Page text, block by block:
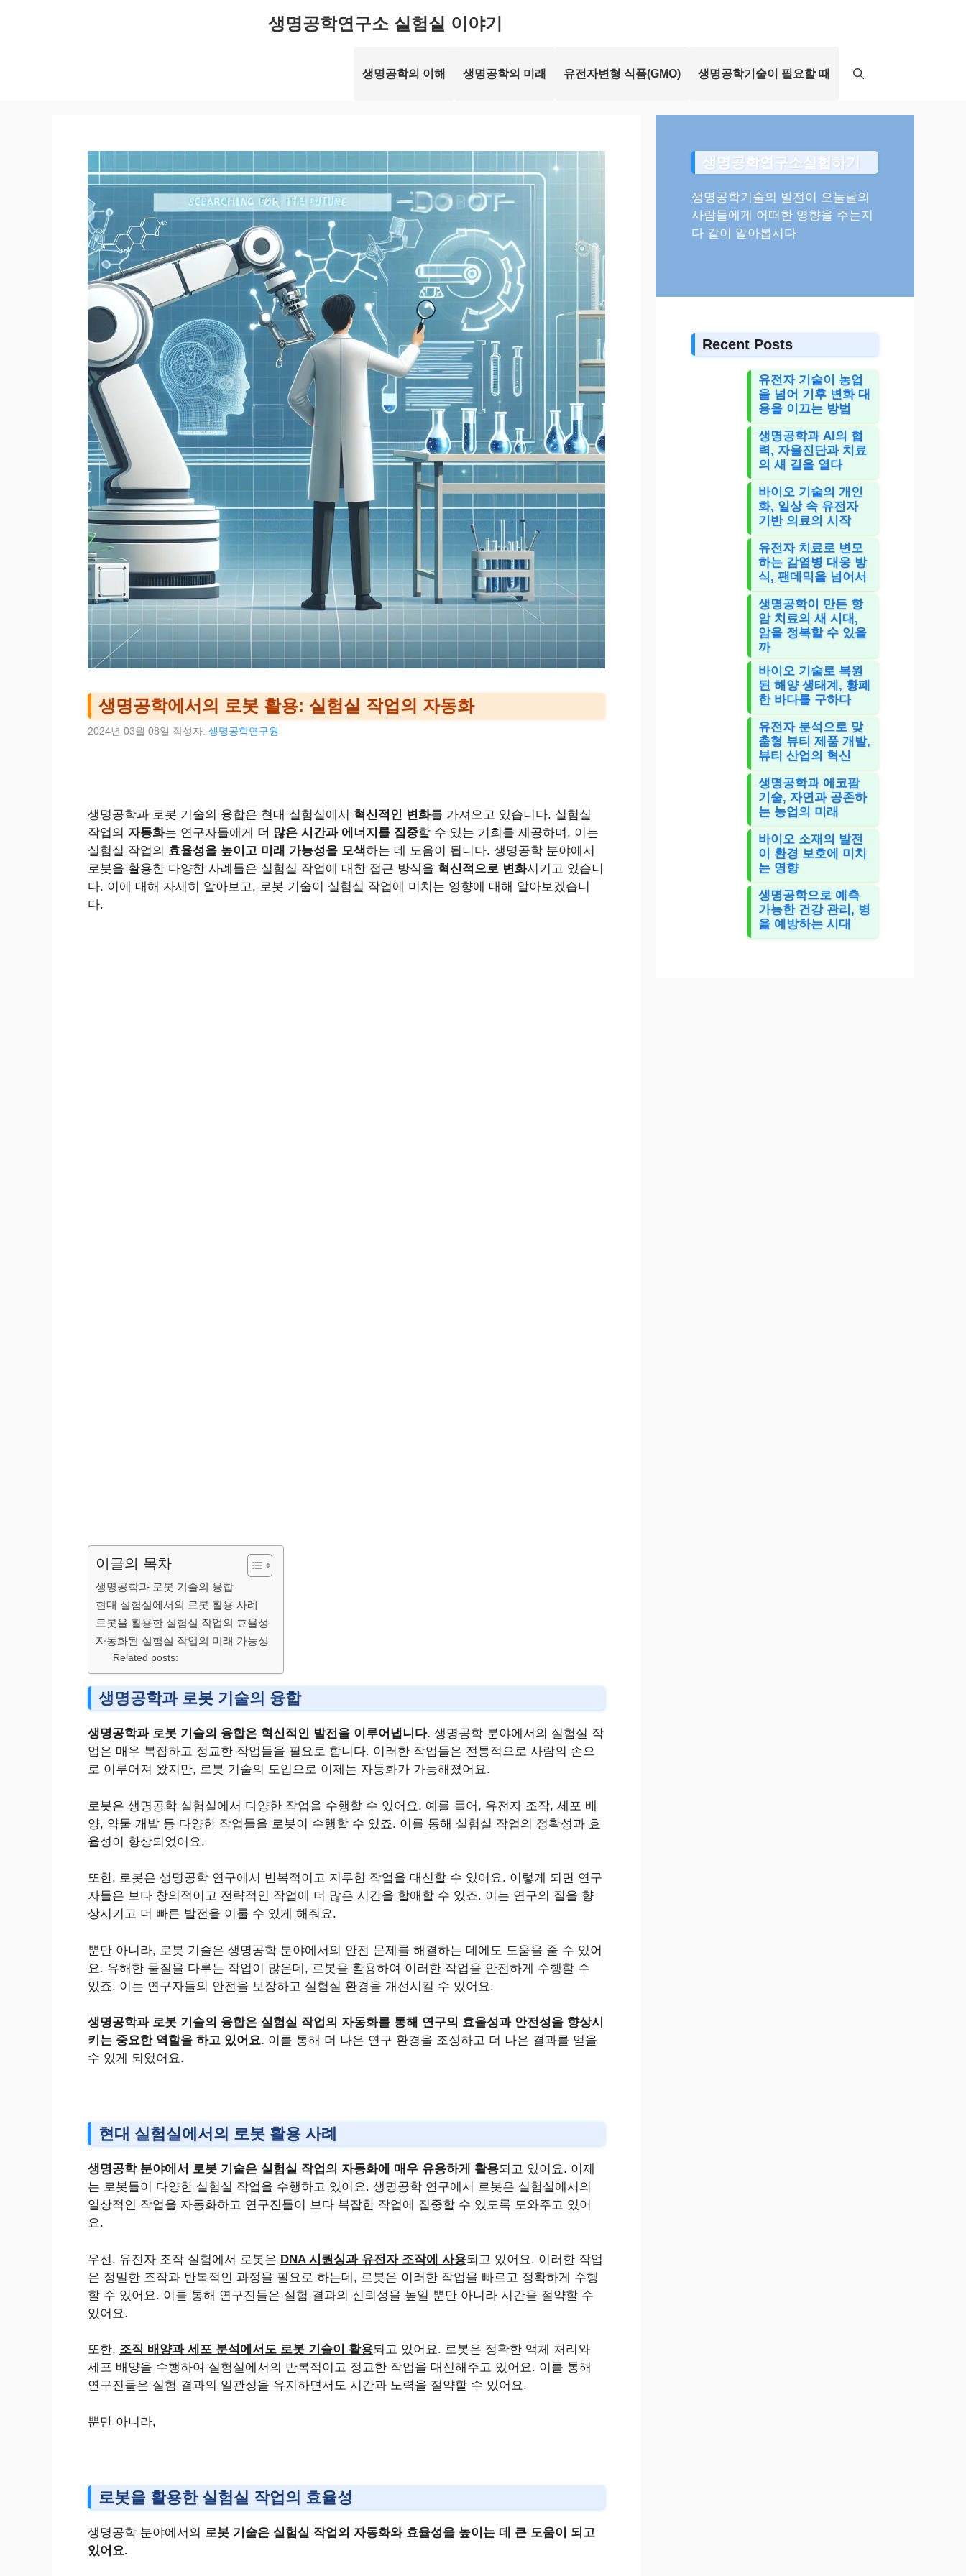
생명공학연구소 실험실 이야기
생명공학의 이해 생명공학의 미래 유전자변형 식품(GMO) 생명공학기술이 필요할 때
생명공학에서의 로봇 활용: 실험실 작업의 자동화
2024년 03월 08일 작성자: 생명공학연구원
생명공학과 로봇 기술의 융합은 현대 실험실에서 혁신적인 변화를 가져오고 있습니다. 실험실
작업의 자동화는 연구자들에게 더 많은 시간과 에너지를 집중할 수 있는 기회를 제공하며, 이는
실험실 작업의 효율성을 높이고 미래 가능성을 모색하는 데 도움이 됩니다. 생명공학 분야에서
로봇을 활용한 다양한 사례들은 실험실 작업에 대한 접근 방식을 혁신적으로 변화시키고 있습니
다. 이에 대해 자세히 알아보고, 로봇 기술이 실험실 작업에 미치는 영향에 대해 알아보겠습니
다.
이글의 목차
생명공학과 로봇 기술의 융합
현대 실험실에서의 로봇 활용 사례
로봇을 활용한 실험실 작업의 효율성
자동화된 실험실 작업의 미래 가능성
Related posts:
생명공학과 로봇 기술의 융합
생명공학과 로봇 기술의 융합은 혁신적인 발전을 이루어냅니다. 생명공학 분야에서의 실험실 작
업은 매우 복잡하고 정교한 작업들을 필요로 합니다. 이러한 작업들은 전통적으로 사람의 손으
로 이루어져 왔지만, 로봇 기술의 도입으로 이제는 자동화가 가능해졌어요.
로봇은 생명공학 실험실에서 다양한 작업을 수행할 수 있어요. 예를 들어, 유전자 조작, 세포 배
양, 약물 개발 등 다양한 작업들을 로봇이 수행할 수 있죠. 이를 통해 실험실 작업의 정확성과 효
율성이 향상되었어요.
또한, 로봇은 생명공학 연구에서 반복적이고 지루한 작업을 대신할 수 있어요. 이렇게 되면 연구
자들은 보다 창의적이고 전략적인 작업에 더 많은 시간을 할애할 수 있죠. 이는 연구의 질을 향
상시키고 더 빠른 발전을 이룰 수 있게 해줘요.
뿐만 아니라, 로봇 기술은 생명공학 분야에서의 안전 문제를 해결하는 데에도 도움을 줄 수 있어
요. 유해한 물질을 다루는 작업이 많은데, 로봇을 활용하여 이러한 작업을 안전하게 수행할 수
있죠. 이는 연구자들의 안전을 보장하고 실험실 환경을 개선시킬 수 있어요.
생명공학과 로봇 기술의 융합은 실험실 작업의 자동화를 통해 연구의 효율성과 안전성을 향상시
키는 중요한 역할을 하고 있어요. 이를 통해 더 나은 연구 환경을 조성하고 더 나은 결과를 얻을
수 있게 되었어요.
현대 실험실에서의 로봇 활용 사례
생명공학 분야에서 로봇 기술은 실험실 작업의 자동화에 매우 유용하게 활용되고 있어요. 이제
는 로봇들이 다양한 실험실 작업을 수행하고 있어요. 생명공학 연구에서 로봇은 실험실에서의
일상적인 작업을 자동화하고 연구진들이 보다 복잡한 작업에 집중할 수 있도록 도와주고 있어
요.
우선, 유전자 조작 실험에서 로봇은 DNA 시퀀싱과 유전자 조작에 사용되고 있어요. 이러한 작업
은 정밀한 조작과 반복적인 과정을 필요로 하는데, 로봇은 이러한 작업을 빠르고 정확하게 수행
할 수 있어요. 이를 통해 연구진들은 실험 결과의 신뢰성을 높일 뿐만 아니라 시간을 절약할 수
있어요.
또한, 조직 배양과 세포 분석에서도 로봇 기술이 활용되고 있어요. 로봇은 정확한 액체 처리와
세포 배양을 수행하여 실험실에서의 반복적이고 정교한 작업을 대신해주고 있어요. 이를 통해
연구진들은 실험 결과의 일관성을 유지하면서도 시간과 노력을 절약할 수 있어요.
뿐만 아니라,
로봇을 활용한 실험실 작업의 효율성
생명공학 분야에서의 로봇 기술은 실험실 작업의 자동화와 효율성을 높이는 데 큰 도움이 되고
있어요.
생명공학연구소실험하기
생명공학기술의 발전이 오늘날의
사람들에게 어떠한 영향을 주는지
다 같이 알아봅시다
Recent Posts
유전자 기술이 농업
을 넘어 기후 변화 대
응을 이끄는 방법
생명공학과 AI의 협
력, 자율진단과 치료
의 새 길을 열다
바이오 기술의 개인
화, 일상 속 유전자
기반 의료의 시작
유전자 치료로 변모
하는 감염병 대응 방
식, 팬데믹을 넘어서
생명공학이 만든 항
암 치료의 새 시대,
암을 정복할 수 있을
까
바이오 기술로 복원
된 해양 생태계, 황폐
한 바다를 구하다
유전자 분석으로 맞
춤형 뷰티 제품 개발,
뷰티 산업의 혁신
생명공학과 에코팜
기술, 자연과 공존하
는 농업의 미래
바이오 소재의 발전
이 환경 보호에 미치
는 영향
생명공학으로 예측
가능한 건강 관리, 병
을 예방하는 시대